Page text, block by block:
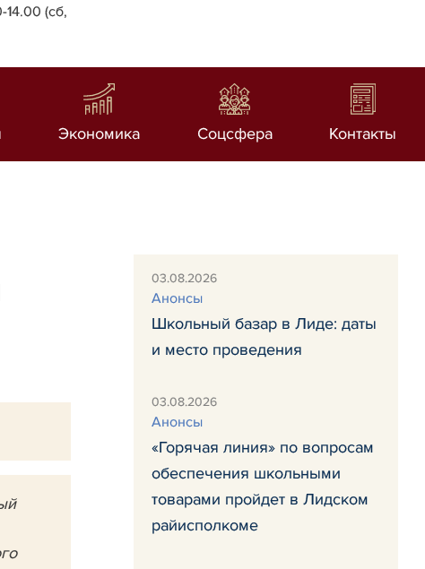
(сб,
Экономика Соцсфера Контакты
03.08.2026
Анонсы
Школьный базар в Лиде: даты
и место проведения
03.08.2026
Анонсы
«Горячая линия» по вопросам
обеспечения школьными
товарами пройдет в Лидском
райисполкоме